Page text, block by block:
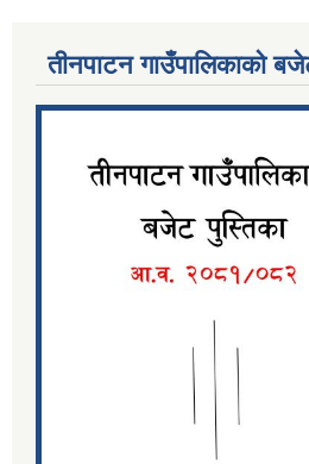
तीनपाटन गाउँपालिकाको